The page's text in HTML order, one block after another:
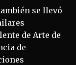
se llevó
de Arte de
de